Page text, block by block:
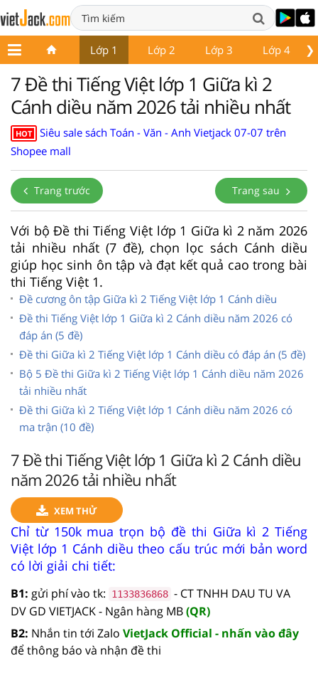
❯
Lớp 1 Lớp 2 Lớp 3 Lớp 4
7 Đề thi Tiếng Việt lớp 1 Giữa kì 2
Cánh diều năm 2026 tải nhiều nhất
HOT
Siêu sale sách Toán - Văn - Anh Vietjack 07-07 trên
Shopee mall
Trang trước Trang sau
Với bộ Đề thi Tiếng Việt lớp 1 Giữa kì 2 năm 2026
tải nhiều nhất (7 đề), chọn lọc sách Cánh diều
giúp học sinh ôn tập và đạt kết quả cao trong bài
thi Tiếng Việt 1.
Đề cương ôn tập Giữa kì 2 Tiếng Việt lớp 1 Cánh diều
Đề thi Tiếng Việt lớp 1 Giữa kì 2 Cánh diều năm 2026 có
đáp án (5 đề)
Đề thi Giữa kì 2 Tiếng Việt lớp 1 Cánh diều có đáp án (5 đề)
Bộ 5 Đề thi Giữa kì 2 Tiếng Việt lớp 1 Cánh diều năm 2026
tải nhiều nhất
Đề thi Giữa kì 2 Tiếng Việt lớp 1 Cánh diều năm 2026 có
ma trận (10 đề)
7 Đề thi Tiếng Việt lớp 1 Giữa kì 2 Cánh diều
năm 2026 tải nhiều nhất
XEM THỬ
Chỉ từ 150k mua trọn bộ đề thi Giữa kì 2 Tiếng
Việt lớp 1 Cánh diều theo cấu trúc mới bản word
có lời giải chi tiết:
B1: gửi phí vào tk: 1133836868 - CT TNHH DAU TU VA
DV GD VIETJACK - Ngân hàng MB(QR)
B2: Nhắn tin tới Zalo VietJack Official - nhấn vào đây
để thông báo và nhận đề thi